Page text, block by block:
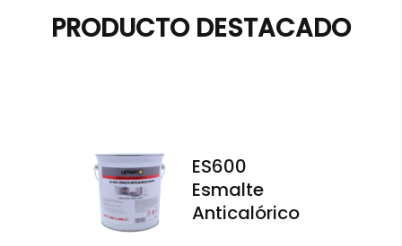
PRODUCTO DESTACADO
ES600
Esmalte
Anticalórico